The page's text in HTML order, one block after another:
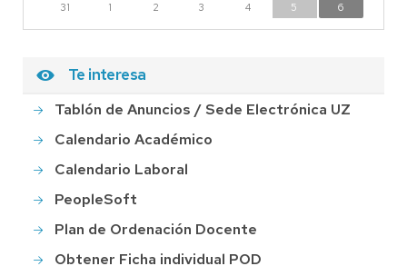
31
1 2 3 4 5 6
Te interesa
Tablón de Anuncios / Sede Electrónica UZ
Calendario Académico
Calendario Laboral
PeopleSoft
Plan de Ordenación Docente
Obtener Ficha individual POD